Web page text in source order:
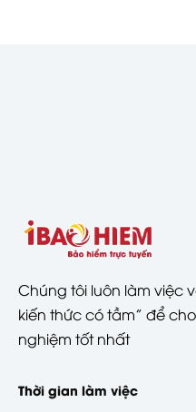
Chúng tôi luôn làm việc
kiến thức có tầm” để
nghiệm tốt nhất
Thời gian làm việc